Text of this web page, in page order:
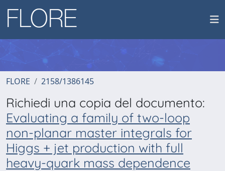
FLORE 2158/1386145
Richiedi una copia del documento:
Evaluating a family of two-loop
non-planar master integrals for
Higgs + jet production with full
heavy-quark mass dependence